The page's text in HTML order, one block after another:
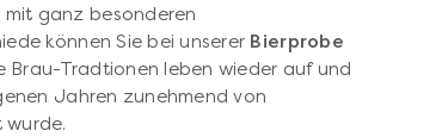
ganz besonderen
können Sie bei unserer Bierprobe
Brau-Tradtionen leben wieder auf und
Jahren zunehmend von